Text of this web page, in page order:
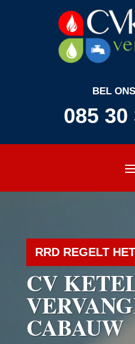
BEL
085 30
RRD REGELT
CV
CABAUW